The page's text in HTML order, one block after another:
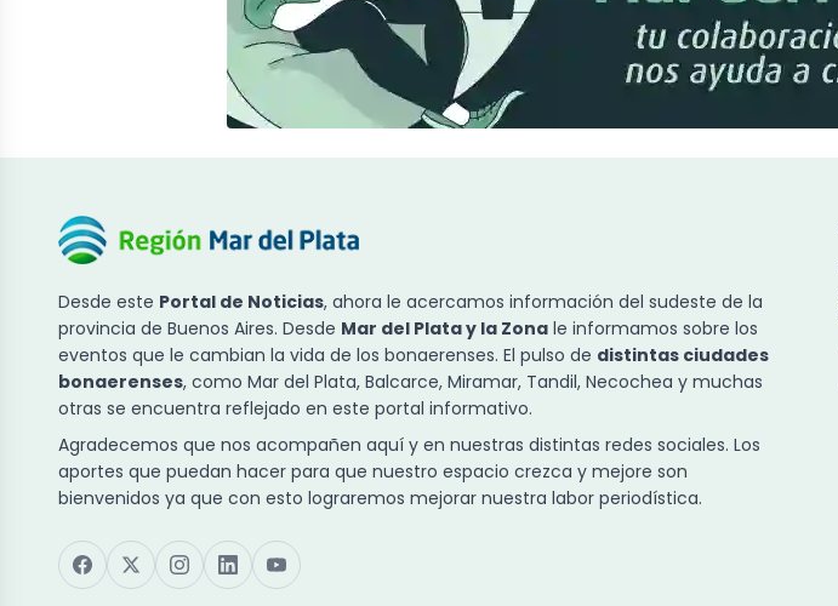
Desde este Portal de Noticias, ahora le acercamos información del sudeste de la
provincia de Buenos Aires. Desde Mar del Plata y la Zona le informamos sobre los
eventos que le cambian la vida de los bonaerenses. El pulso de distintas ciudades
bonaerenses, como Mar del Plata, Balcarce, Miramar, Tandil, Necochea y muchas
otras se encuentra reflejado en este portal informativo.
Agradecemos que nos acompañen aquí y en nuestras distintas redes sociales. Los
aportes que puedan hacer para que nuestro espacio crezca y mejore son
bienvenidos ya que con esto lograremos mejorar nuestra labor periodística.